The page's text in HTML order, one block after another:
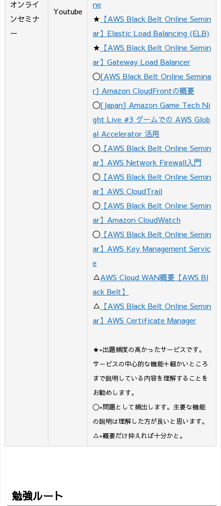
オンライ
ンセミナ
ー
Youtube
ne
★ 【AWS Black Belt Online Semin
ar】Elastic Load Balancing (ELB)
★ 【AWS Black Belt Online Semin
ar】Gateway Load Balancer
〇[AWS Black Belt Online Semina
r] Amazon CloudFrontの概要
〇[Japan] Amazon Game Tech Ni
ght Live #3 ゲームでの AWS Glob
al Accelerator 活用
〇 【AWS Black Belt Online Semin
ar】AWS Network Firewall入門
〇 【AWS Black Belt Online Semin
ar】AWS CloudTrail
〇 【AWS Black Belt Online Semin
ar】Amazon CloudWatch
〇 【AWS Black Belt Online Semin
ar】AWS Key Management Servic
e
△AWS Cloud WAN概要【AWS Bl
ack Belt】
△ 【AWS Black Belt Online Semin
ar】AWS Certificate Manager
★=出題頻度の高かったサービスです。
サービスの中心的な機能＋細かいところ
まで説明している内容を理解することを
お勧めします。
〇=問題として頻出します。主要な機能
の説明は理解した方が良いと思います。
△=概要だけ抑えれば十分かと。
勉強ルート